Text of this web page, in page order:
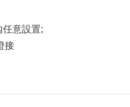
意設置;
接